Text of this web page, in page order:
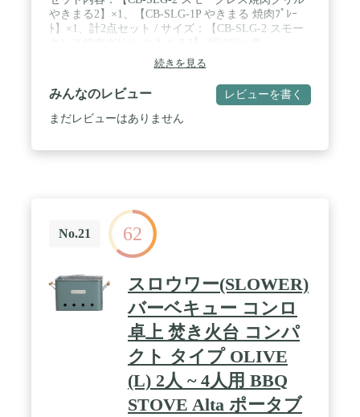
やきまる2】×1、【CB-SLG-1P やきまる 焼肉ﾌﾟﾚｰ
ﾄ】×1、計2点セット / サイズ：【CB-SLG-2 スモー
行)278×(高)149mm、【CB-SLG-1P やきまる 焼肉ﾌﾟﾚ
ｰﾄ】直径233mm / 材質：【CB-SLG-2 スモークレス
焼肉グリル やきまる2】本体＝鋼板、プレート＝ア
ルミダイカスト、水皿＝鋼板、バーナー＝耐熱アル
ミダイカスト、点火つまみ＝ABS樹脂、【CB-SLG-
続きを見る
みんなのレビュー レビューを書く
まだレビューはありません
No.21 62
スロウワー(SLOWER)
バーベキュー コンロ
卓上 焚き火台 コンパ
クト タイプ OLIVE
(L) 2人 ~ 4人用 BBQ
STOVE Alta ポータブ